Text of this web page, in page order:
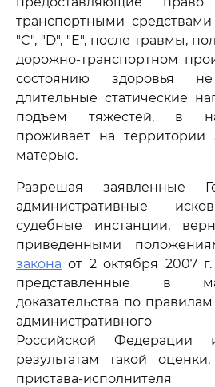
транспортными средствами
"C", "D", "E", после травмы,
дорожно-транспортном
состоянию здоровья
длительные статические
подъем тяжестей, в
проживает на
матерью.
Разрешая заявленные
административные
судебные инстанции,
приведенными
закона от 2 октября 2007
представленные в
доказательства по правилам
административного
Российской Федерации
результатам такой
пристава-